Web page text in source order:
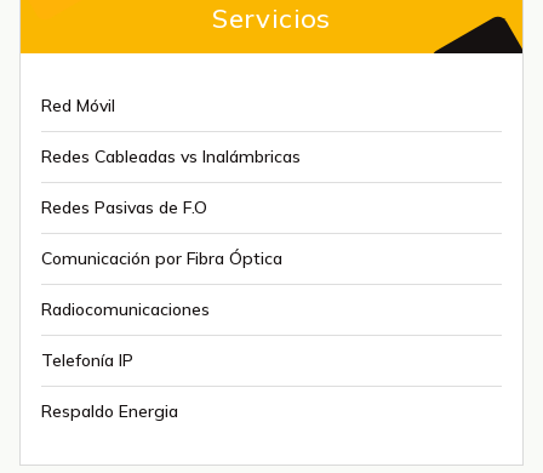
Servicios
Red Móvil
Redes Cableadas vs Inalámbricas
Redes Pasivas de F.O
Comunicación por Fibra Óptica
Radiocomunicaciones
Telefonía IP
Respaldo Energia